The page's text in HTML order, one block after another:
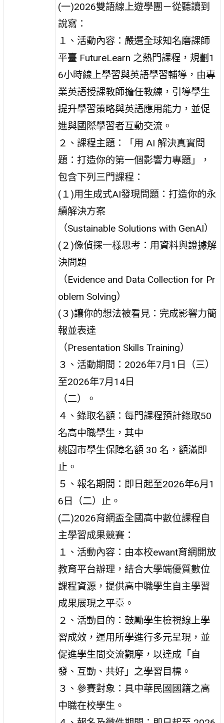
(一)2026雙語線上遊學團－從聽讀到
說寫：
１、活動內容：嚴選全球知名磨課師
平臺 FutureLearn 之熱門課程，規劃1
6小時線上學習與英語學習輔導，由專
業英語授課教師擔任教練，引導學生
提升學習策略與英語應用能力，並促
進與國際學習者互動交流。
２、課程主題：「用 AI 解決真實問
題：打造你的第一個影響力專題」，
包含下列三門課程：
(１)用生成式AI發現問題：打造你的永
續解決方案
（Sustainable Solutions with GenAI）
(２)像偵探一樣思考：用資料與證據解
決問題
（Evidence and Data Collection for Pr
oblem Solving）
(３)讓你的想法被看見：完成影響力簡
報並表達
（Presentation Skills Training）
３、活動期間：2026年7月1日（三）
至2026年7月14日
（二）。
４、錄取名額：每門課程預計錄取50
名高中職學生，其中
桃園市學生保障名額 30 名，額滿即
止。
５、報名期間：即日起至2026年6月1
6日（二）止。
(二)2026育網盃全國高中數位課程自
主學習成果競賽：
１、活動內容：由本校ewant育網開放
教育平台辦理，結合大學端優質數位
課程資源，提供高中職學生自主學習
成果展現之平臺。
２、活動目的：鼓勵學生檢視線上學
習成效，運用所學進行多元呈現，並
促進學生間交流觀摩，以達成「自
發、互動、共好」之學習目標。
３、參賽對象：具中華民國國籍之高
中職在校學生。